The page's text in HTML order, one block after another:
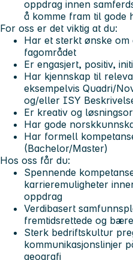
oppdrag innen
å komme fram til gode
For oss er det viktig at du:
Har et sterkt ønske
fagområdet
Er engasjert, positiv,
Har kjennskap til
eksempelvis Quadri/
og/eller ISY
Er kreativ og
Har gode
Har formell
(Bachelor/Master)
Hos oss får du:
Spennende
karrieremuligheter
oppdrag
Verdibasert
fremtidsrettede og
Sterk bedriftskultur
kommunikasjonslinjer
geografi